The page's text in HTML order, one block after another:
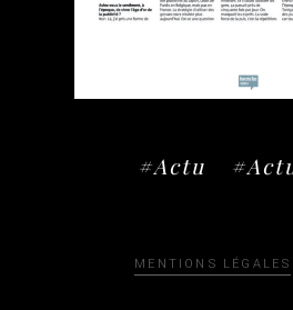
#Actu
MENTIONS LÉGALES